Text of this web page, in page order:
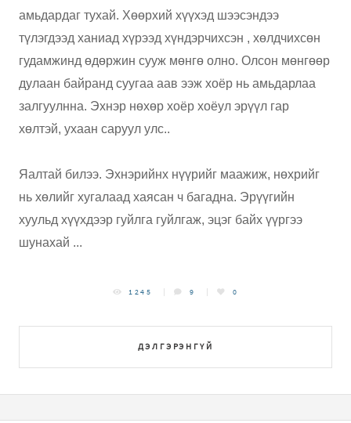
амьдардаг тухай. Хөөрхий хүүхэд шээсэндээ
түлэгдээд ханиад хүрээд хүндэрчихсэн , хөлдчихсөн
гудамжинд өдөржин сууж мөнгө олно. Олсон мөнгөөр
дулаан байранд суугаа аав ээж хоёр нь амьдарлаа
залгуулнна. Эхнэр нөхөр хоёр хоёул эрүүл гар
хөлтэй, ухаан саруул улс..
Яалтай билээ. Эхнэрийнх нүүрийг маажиж, нөхрийг
нь хөлийг хугалаад хаясан ч багадна. Эрүүгийн
хуульд хүүхдээр гуйлга гуйлгаж, эцэг байх үүргээ
шунахай ...
ДЭЛГЭРЭНГҮЙ
1245 9 0